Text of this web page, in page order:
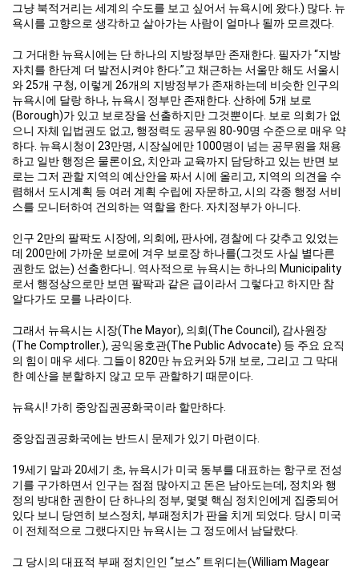
그냥 북적거리는 세계의 수도를 보고 싶어서 뉴욕시에 왔다.) 많다. 뉴
욕시를 고향으로 생각하고 살아가는 사람이 얼마나 될까 모르겠다.
그 거대한 뉴욕시에는 단 하나의 지방정부만 존재한다. 필자가 “지방
자치를 한단계 더 발전시켜야 한다.”고 채근하는 서울만 해도 서울시
와 25개 구청, 이렇게 26개의 지방정부가 존재하는데 비슷한 인구의
뉴욕시에 달랑 하나, 뉴욕시 정부만 존재한다. 산하에 5개 보로
(Borough)가 있고 보로장을 선출하지만 그것뿐이다. 보로 의회가 없
으니 자체 입법권도 없고, 행정력도 공무원 80-90명 수준으로 매우 약
하다. 뉴욕시청이 23만명, 시장실에만 1000명이 넘는 공무원을 채용
하고 일반 행정은 물론이요, 치안과 교육까지 담당하고 있는 반면 보
로는 그저 관할 지역의 예산안을 짜서 시에 올리고, 지역의 의견을 수
렴해서 도시계획 등 여러 계획 수립에 자문하고, 시의 각종 행정 서비
스를 모니터하여 건의하는 역할을 한다. 자치정부가 아니다.
인구 2만의 팔팍도 시장에, 의회에, 판사에, 경찰에 다 갖추고 있었는
데 200만에 가까운 보로에 겨우 보로장 하나를(그것도 사실 별다른
권한도 없는) 선출한다니. 역사적으로 뉴욕시는 하나의 Municipality
로서 행정상으로만 보면 팔팍과 같은 급이라서 그렇다고 하지만 참
알다가도 모를 나라이다.
그래서 뉴욕시는 시장(The Mayor), 의회(The Council), 감사원장
(The Comptroller.), 공익옹호관(The Public Advocate) 등 주요 요직
의 힘이 매우 세다. 그들이 820만 뉴요커와 5개 보로, 그리고 그 막대
한 예산을 분할하지 않고 모두 관할하기 때문이다.
뉴욕시! 가히 중앙집권공화국이라 할만하다.
중앙집권공화국에는 반드시 문제가 있기 마련이다.
19세기 말과 20세기 초, 뉴욕시가 미국 동부를 대표하는 항구로 전성
기를 구가하면서 인구는 점점 많아지고 돈은 남아도는데, 정치와 행
정의 방대한 권한이 단 하나의 정부, 몇몇 핵심 정치인에게 집중되어
있다 보니 당연히 보스정치, 부패정치가 판을 치게 되었다. 당시 미국
이 전체적으로 그랬다지만 뉴욕시는 그 정도에서 남달랐다.
그 당시의 대표적 부패 정치인인 “보스” 트위디는(William Magear